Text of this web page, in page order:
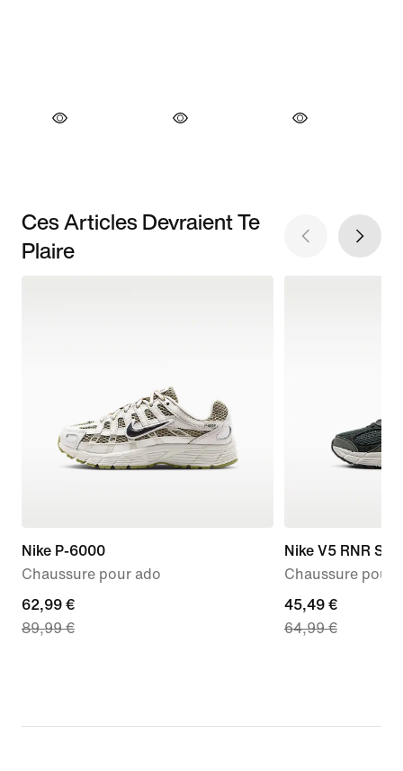
Ces Articles Devraient Te
Plaire
Nike P-6000
Chaussure pour ado
current
price
89,99 €
62,99 €
89,99 €
Nike V5 RNR
Chaussure pour
current
price
64,99 €
45,49 €
64,99 €